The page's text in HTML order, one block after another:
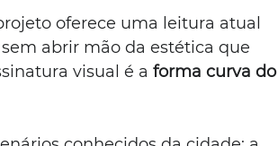
oferece uma leitura atual
abrir mão da estética que
visual é a forma curva do